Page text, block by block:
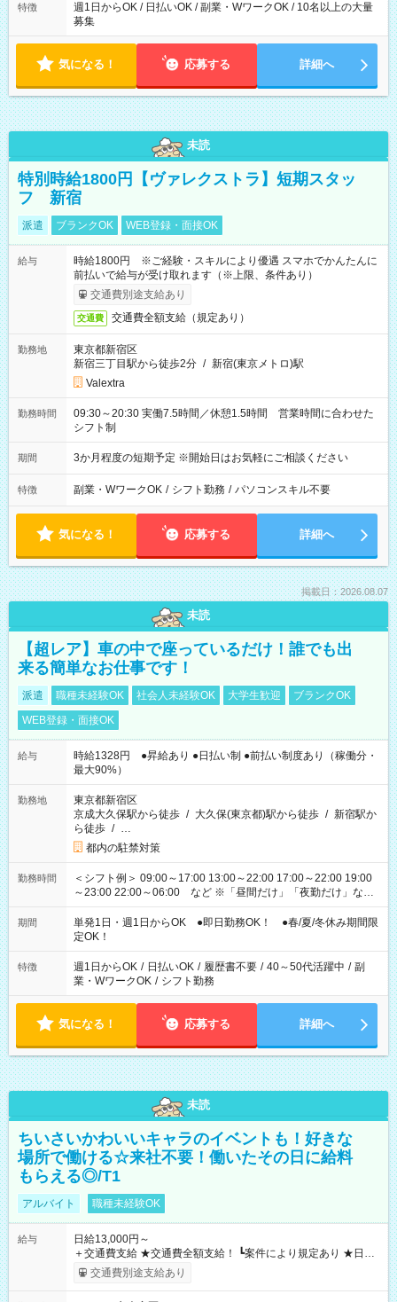
特徴
週1日からOK / 日払いOK / 副業・WワークOK / 10名以上の大量
募集
気になる！ 応募する 詳細へ
未読
特別時給1800円【ヴァレクストラ】短期スタッ
フ 新宿
派遣 ブランクOK WEB登録・面接OK
給与
時給1800円 ※ご経験・スキルにより優遇 スマホでかんたんに
前払いで給与が受け取れます（※上限、条件あり）
交通費別途支給あり
交通費 交通費全額支給（規定あり）
勤務地
東京都新宿区
新宿三丁目駅から徒歩2分 / 新宿(東京メトロ)駅
Valextra
勤務時間
09:30～20:30 実働7.5時間／休憩1.5時間 営業時間に合わせた
シフト制
期間 3か月程度の短期予定 ※開始日はお気軽にご相談ください
特徴 副業・WワークOK / シフト勤務 / パソコンスキル不要
気になる！ 応募する 詳細へ
掲載日：2026.08.07
未読
【超レア】車の中で座っているだけ！誰でも出
来る簡単なお仕事です！
派遣 職種未経験OK 社会人未経験OK 大学生歓迎
ブランクOK
WEB登録・面接OK
給与
時給1328円 ●昇給あり ●日払い制 ●前払い制度あり（稼働分・
最大90%）
勤務地
東京都新宿区
京成大久保駅から徒歩 / 大久保(東京都)駅から徒歩 / 新宿駅か
ら徒歩 / …
都内の駐禁対策
勤務時間
＜シフト例＞ 09:00～17:00 13:00～22:00 17:00～22:00 19:00
～23:00 22:00～06:00 など ※「昼間だけ」「夜勤だけ」など
の希望OK
期間
単発1日・週1日からOK ●即日勤務OK！ ●春/夏/冬休み期間限
定OK！
特徴 週1日からOK / 日払いOK / 履歴書不要 / 40～50代活躍中 / 副
業・WワークOK / シフト勤務
気になる！ 応募する 詳細へ
未読
ちいさいかわいいキャラのイベントも！好きな
場所で働ける☆来社不要！働いたその日に給料
もらえる◎/T1
アルバイト 職種未経験OK
給与
日給13,000円～
＋交通費支給 ★交通費全額支給！ ┗案件により規定あり ★日払
いOK！（規定あり） ┗働いたその日に現金GET♪ お仕事後はコ
ンビニATMから 日払い分を引き落とせます！ 【試用期間】試
交通費別途支給あり